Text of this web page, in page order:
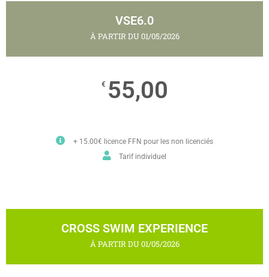
VSE6.0
À PARTIR DU 01/05/2026
€ 55,00
+ 15.00€ licence FFN pour les non licenciés
Tarif individuel
CROSS SWIM EXPERIENCE
À PARTIR DU 01/05/2026